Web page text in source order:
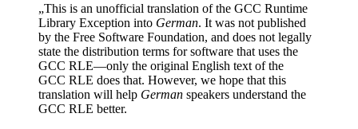
This is an unofficial translation of the GCC Runtime
Library Exception into German. It was not published
by the Free Software Foundation, and does not legally
state the distribution terms for software that uses the
GCC RLE—only the original English text of the
GCC RLE does that. However, we hope that this
translation will help German speakers understand the
GCC RLE better.